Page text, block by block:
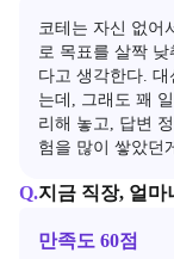
코테는 자신 없어
로 목표를 살짝
다고 생각한다.
는데, 그래도 꽤
리해 놓고, 답변
험을 많이 쌓았던
Q.지금 직장, 얼마
만족도 60점